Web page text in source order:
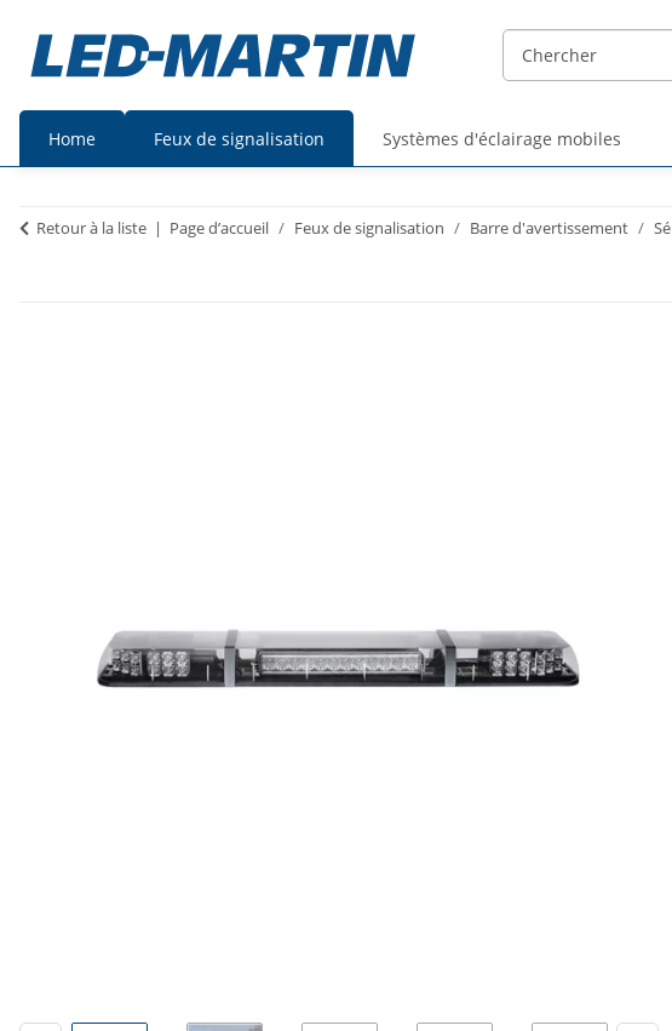
Home Feux de signalisation Systèmes d'éclairage mobiles
TTC
HT
Retour à la liste Page d’accueil Feux de signalisation Barre d'avertissement